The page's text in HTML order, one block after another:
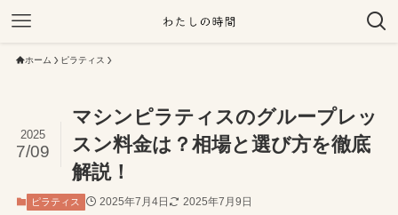
ホーム ピラティス
マシンピラティスのグループレッ
スン料金は？相場と選び方を徹底
解説！
2025
7/09
ピラティス 2025年7月4日 2025年7月9日